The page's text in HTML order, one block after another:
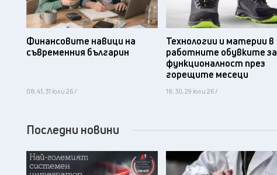
Финансовите навици на
съвременния българин
08:41, 31 юли 26 /
Технологии и материи в
работните обувките за
функционалност през
горещите месеци
18:30, 29 юли 26 /
Последни новини